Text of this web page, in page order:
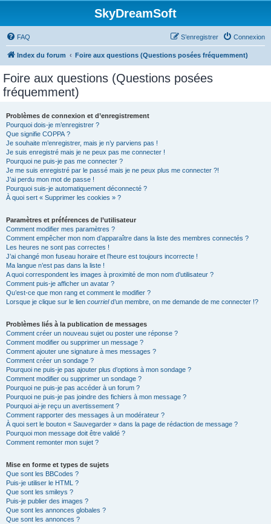
SkyDreamSoft
FAQ Connexion
S’enregistrer
Index du forum Foire aux questions (Questions posées fréquemment)
Foire aux questions (Questions posées
fréquemment)
Problèmes de connexion et d’enregistrement
Pourquoi dois-je m’enregistrer ?
Que signifie COPPA ?
Je souhaite m’enregistrer, mais je n’y parviens pas !
Je suis enregistré mais je ne peux pas me connecter !
Pourquoi ne puis-je pas me connecter ?
Je me suis enregistré par le passé mais je ne peux plus me connecter ?!
J’ai perdu mon mot de passe !
Pourquoi suis-je automatiquement déconnecté ?
À quoi sert « Supprimer les cookies » ?
Paramètres et préférences de l’utilisateur
Comment modifier mes paramètres ?
Comment empêcher mon nom d’apparaître dans la liste des membres connectés ?
Les heures ne sont pas correctes !
J’ai changé mon fuseau horaire et l’heure est toujours incorrecte !
Ma langue n’est pas dans la liste !
A quoi correspondent les images à proximité de mon nom d’utilisateur ?
Comment puis-je afficher un avatar ?
Qu’est-ce que mon rang et comment le modifier ?
Lorsque je clique sur le lien courrield’un membre, on me demande de me connecter !?
Problèmes liés à la publication de messages
Comment créer un nouveau sujet ou poster une réponse ?
Comment modifier ou supprimer un message ?
Comment ajouter une signature à mes messages ?
Comment créer un sondage ?
Pourquoi ne puis-je pas ajouter plus d’options à mon sondage ?
Comment modifier ou supprimer un sondage ?
Pourquoi ne puis-je pas accéder à un forum ?
Pourquoi ne puis-je pas joindre des fichiers à mon message ?
Pourquoi ai-je reçu un avertissement ?
Comment rapporter des messages à un modérateur ?
À quoi sert le bouton « Sauvegarder » dans la page de rédaction de message ?
Pourquoi mon message doit être validé ?
Comment remonter mon sujet ?
Mise en forme et types de sujets
Que sont les BBCodes ?
Puis-je utiliser le HTML ?
Que sont les smileys ?
Puis-je publier des images ?
Que sont les annonces globales ?
Que sont les annonces ?